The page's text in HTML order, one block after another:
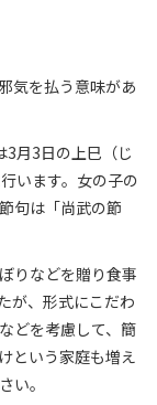
気を払う意味があ
月3日の上巳（じ
います。女の子の
句は「尚武の節
りなどを贈り食事
が、形式にこだわ
どを考慮して、簡
という家庭も増え
い。